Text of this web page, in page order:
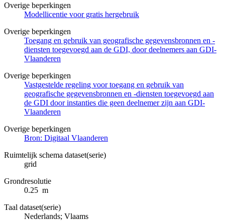
Overige beperkingen
Modellicentie voor gratis hergebruik
Overige beperkingen
Toegang en gebruik van geografische gegevensbronnen en -
diensten toegevoegd aan de GDI, door deelnemers aan GDI-
Vlaanderen
Overige beperkingen
Vastgestelde regeling voor toegang en gebruik van
geografische gegevensbronnen en -diensten toegevoegd aan
de GDI door instanties die geen deelnemer zijn aan GDI-
Vlaanderen
Overige beperkingen
Bron: Digitaal Vlaanderen
Ruimtelijk schema dataset(serie)
grid
Grondresolutie
0.25 m
Taal dataset(serie)
Nederlands; Vlaams